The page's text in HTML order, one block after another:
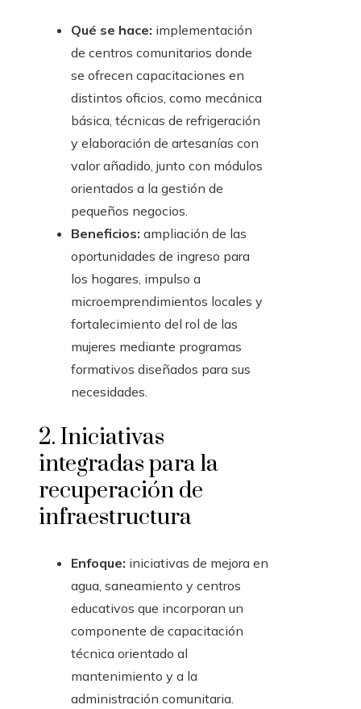
Qué se hace: implementación
de centros comunitarios donde
se ofrecen capacitaciones en
distintos oficios, como mecánica
básica, técnicas de refrigeración
y elaboración de artesanías con
valor añadido, junto con módulos
orientados a la gestión de
pequeños negocios.
Beneficios: ampliación de las
oportunidades de ingreso para
los hogares, impulso a
microemprendimientos locales y
fortalecimiento del rol de las
mujeres mediante programas
formativos diseñados para sus
necesidades.
2. Iniciativas
integradas para la
recuperación de
infraestructura
Enfoque: iniciativas de mejora en
agua, saneamiento y centros
educativos que incorporan un
componente de capacitación
técnica orientado al
mantenimiento y a la
administración comunitaria.